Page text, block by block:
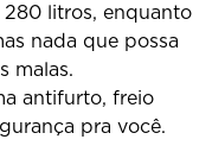
litros, enquanto
nada que possa
malas.
antifurto, freio
pra você.